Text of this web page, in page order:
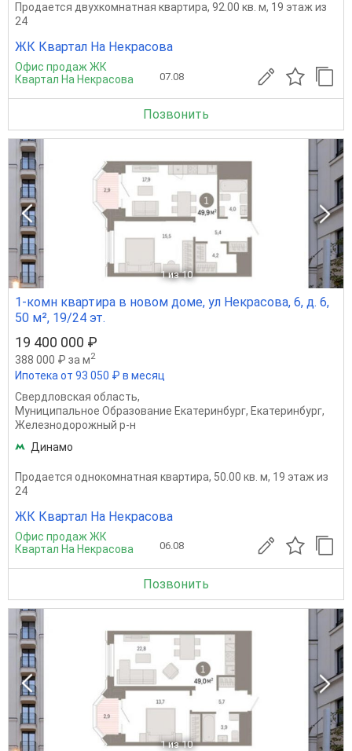
Продается двухкомнатная квартира, 92.00 кв. м, 19 этаж из
24
ЖК Квартал На Некрасова
Офис продаж ЖК
Квартал На Некрасова
07.08
Позвонить
1 из 10
1-комн квартира в новом доме, ул Некрасова, 6, д. 6,
50 м², 19/24 эт.
19 400 000 ₽
388 000 ₽ за м2
Ипотека от 93 050 ₽ в месяц
Свердловская область,
Муниципальное Образование Екатеринбург, Екатеринбург,
Железнодорожный р-н
Динамо
Продается однокомнатная квартира, 50.00 кв. м, 19 этаж из
24
ЖК Квартал На Некрасова
Офис продаж ЖК
Квартал На Некрасова
06.08
Позвонить
1 из 10